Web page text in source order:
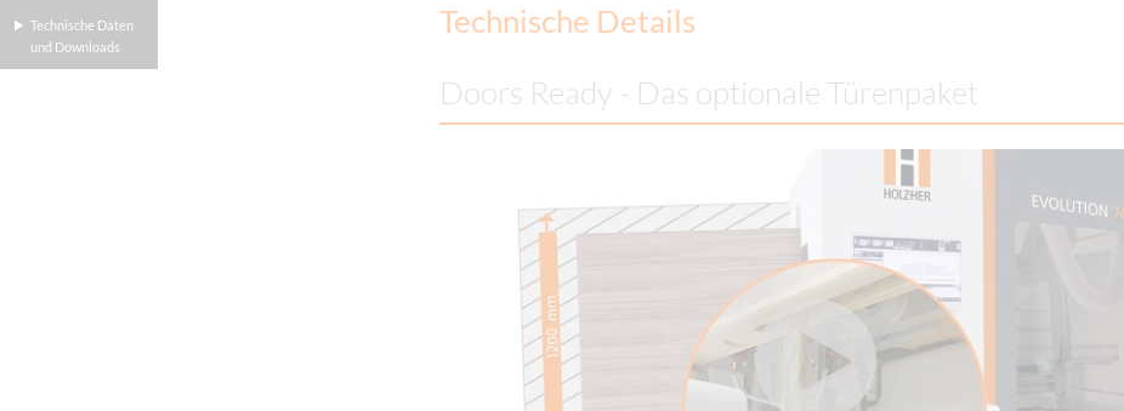
Technische Details
Doors Ready - Das optionale Türenpaket
Technische Daten
und Downloads